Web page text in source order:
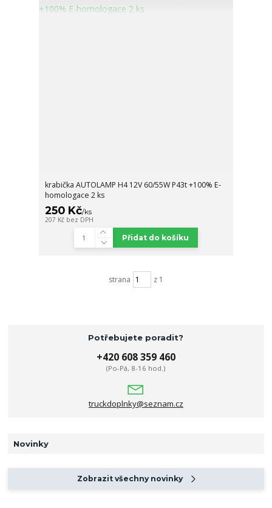
krabička AUTOLAMP H4 12V 60/55W P43t +100% E-
homologace 2 ks
250 Kč/ks
207 Kč bez DPH
Přidat do košíku
strana z 1
Potřebujete poradit?
+420 608 359 460
(Po-Pá, 8-16 hod.)
truckdoplnky@seznam.cz
Novinky
Zobrazit všechny novinky